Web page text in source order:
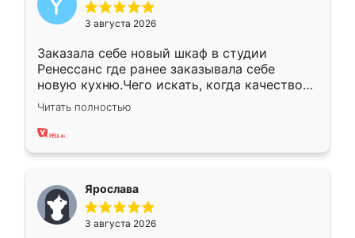
3 августа 2026
Заказала себе новый шкаф в студии
Ренессанс где ранее заказывала себе
новую кухню.Чего искать, когда качеством
вполне довольна. Служит кухня уже почти
два года, нареканий нет.
Читать полностью
Ярослава
3 августа 2026